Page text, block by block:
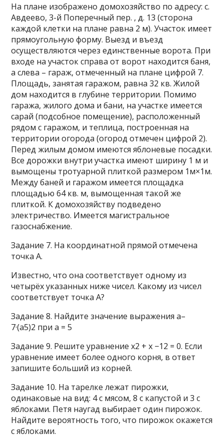
На плане изображено домохозяйство по адресу: с.
Авдеево, 3-й Поперечный пер. , д. 13 (сторона
каждой клетки на плане равна 2 м). Участок имеет
прямоугольную форму. Выезд и въезд
осуществляются через единственные ворота. При
входе на участок справа от ворот находится баня,
а слева – гараж, отмеченный на плане цифрой 7.
Площадь, занятая гаражом, равна 32 кв. Жилой
дом находится в глубине территории. Помимо
гаража, жилого дома и бани, на участке имеется
сарай (подсобное помещение), расположенный
рядом с гаражом, и теплица, построенная на
территории огорода (огород отмечен цифрой 2).
Перед жилым домом имеются яблоневые посадки.
Все дорожки внутри участка имеют ширину 1 м и
вымощены тротуарной плиткой размером 1м×1м.
Между баней и гаражом имеется площадка
площадью 64 кв. м, вымощенная такой же
плиткой. К домохозяйству подведено
электричество. Имеется магистральное
газоснабжение.
Задание 7. На координатной прямой отмечена
точка А.
Известно, что она соответствует одному из
четырёх указанных ниже чисел. Какому из чисел
соответствует точка А?
Задание 8. Найдите значение выражения а–
7·(a5)2 при а = 5
Задание 9. Решите уравнение x2 + x −12 = 0. Если
уравнение имеет более одного корня, в ответ
запишите больший из корней.
Задание 10. На тарелке лежат пирожки,
одинаковые на вид: 4 с мясом, 8 с капустой и 3 с
яблоками. Петя наугад выбирает один пирожок.
Найдите вероятность того, что пирожок окажется
с яблоками.